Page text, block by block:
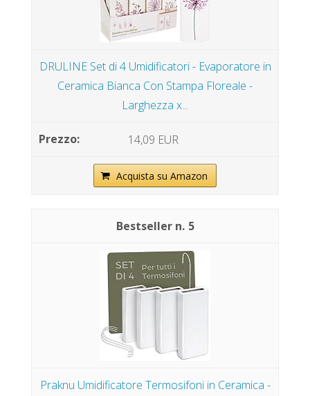
DRULINE Set di 4 Umidificatori - Evaporatore in
Ceramica Bianca Con Stampa Floreale -
Larghezza x...
14,09 EUR
Acquista su Amazon
5
Praknu Umidificatore Termosifoni in Ceramica -